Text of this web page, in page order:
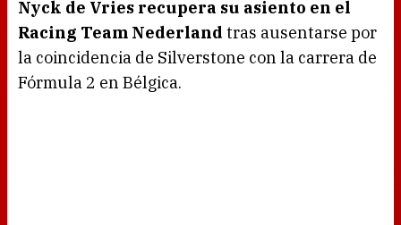
Nyck de Vries recupera su asiento en el
Racing Team Nederland tras ausentarse por
la coincidencia de Silverstone con la carrera de
Fórmula 2 en Bélgica.